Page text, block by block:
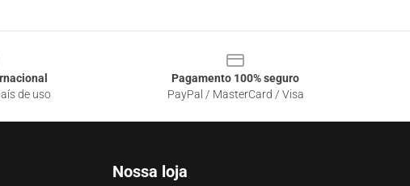
de uso
Pagamento 100% seguro
PayPal / MasterCard / Visa
Nossa loja